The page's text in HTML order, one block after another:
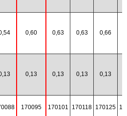
0,60 0,63 0,63 0,66
0,13 0,13 0,13 0,13
170095 170101 170118 170125